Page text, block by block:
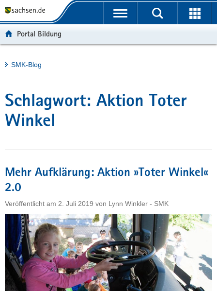
t
e
r
g
r
e
n
e
N
i
g
u
h
a
l
t
e
v
e
Portalübergreifende
Portal Bildung
Hauptinhalt
SMK-Blog
Schlagwort: Aktion Toter
Winkel
Mehr Aufklärung: Aktion »Toter Winkel«
2.0
Veröffentlicht am 2. Juli 2019 von Lynn Winkler - SMK